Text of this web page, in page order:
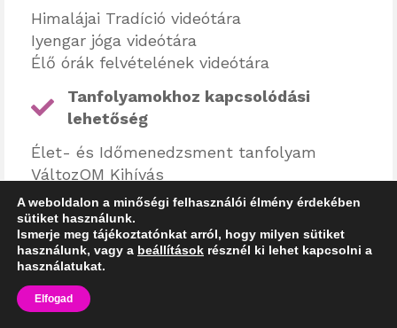
Himalájai Tradíció videótára
Iyengar jóga videótára
Élő órák felvételének videótára
Tanfolyamokhoz kapcsolódási
lehetőség
Élet- és Időmenedzsment tanfolyam
VáltozOM Kihívás
Boldog Babavárás Kismamajóga tanfolyam
Relaxáció és Meditáicó tanfolyam
Mini Jóga Akadémia - kezdő jógatanfolyam
Jógával Jobban Megy tanfolyam
Himalájai Tradíció 8 hetes kezdő
A weboldalon a minőségi felhasználói élmény érdekében
sütiket használunk.
Ismerje meg tájékoztatónkat arról, hogy milyen sütiket
használunk, vagy a beállítások résznél ki lehet kapcsolni a
használatukat.
Elfogad